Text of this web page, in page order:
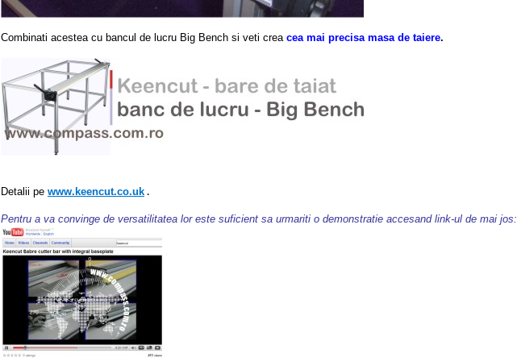
Combinati acestea cu bancul de lucru Big Bench si veti crea cea mai precisa masa de taiere.
Detalii pe www.keencut.co.uk .
Pentru a va convinge de versatilitatea lor este suficient sa urmariti o demonstratie accesand link-ul de mai jos: